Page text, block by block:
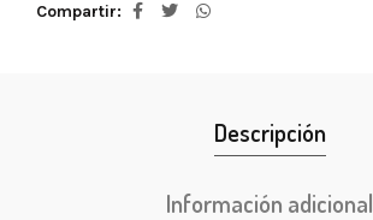
Compartir
Descripción
Información adicional